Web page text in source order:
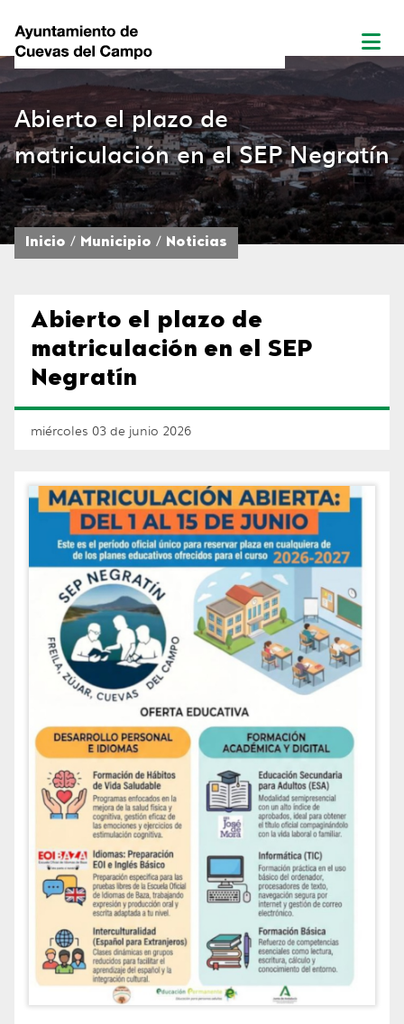
Abierto el plazo de
matriculación en el SEP Negratín
Inicio Municipio Noticias
Abierto el plazo de
matriculación en el SEP
Negratín
miércoles 03 de junio 2026